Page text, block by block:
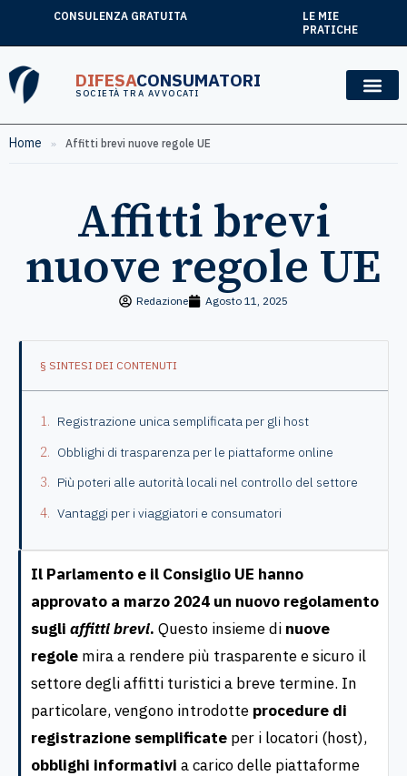
CONSULENZA GRATUITA
LE MIE
PRATICHE
DIFESACONSUMATORI
SOCIETÀ TRA AVVOCATI
Home » Affitti brevi nuove regole UE
Affitti brevi
nuove regole UE
Redazione Agosto 11, 2025
§ SINTESI DEI CONTENUTI
Registrazione unica semplificata per gli host
Obblighi di trasparenza per le piattaforme online
Più poteri alle autorità locali nel controllo del settore
Vantaggi per i viaggiatori e consumatori
Il Parlamento e il Consiglio UE hanno
approvato a marzo 2024 un nuovo regolamento
sugli affitti brevi. Questo insieme di nuove
regole mira a rendere più trasparente e sicuro il
settore degli affitti turistici a breve termine. In
particolare, vengono introdotte procedure di
registrazione semplificate per i locatori (host),
obblighi informativi a carico delle piattaforme